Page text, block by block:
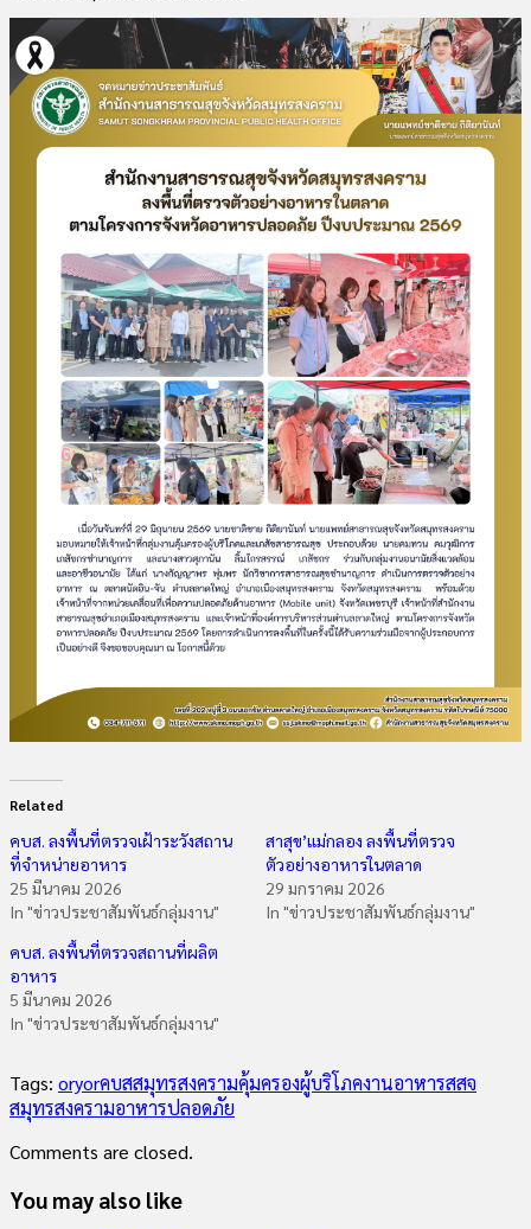
Related
คบส. ลงพื้นที่ตรวจเฝ้าระวังสถาน
ที่จำหน่ายอาหาร
25 มีนาคม 2026
In "ข่าวประชาสัมพันธ์กลุ่มงาน"
สาสุข’แม่กลอง ลงพื้นที่ตรวจ
ตัวอย่างอาหารในตลาด
29 มกราคม 2026
In "ข่าวประชาสัมพันธ์กลุ่มงาน"
คบส. ลงพื้นที่ตรวจสถานที่ผลิต
อาหาร
5 มีนาคม 2026
In "ข่าวประชาสัมพันธ์กลุ่มงาน"
Tags: oryorคบสสมุทรสงครามคุ้มครองผู้บริโภคงานอาหารสสจ
สมุทรสงครามอาหารปลอดภัย
Comments are closed.
You may also like